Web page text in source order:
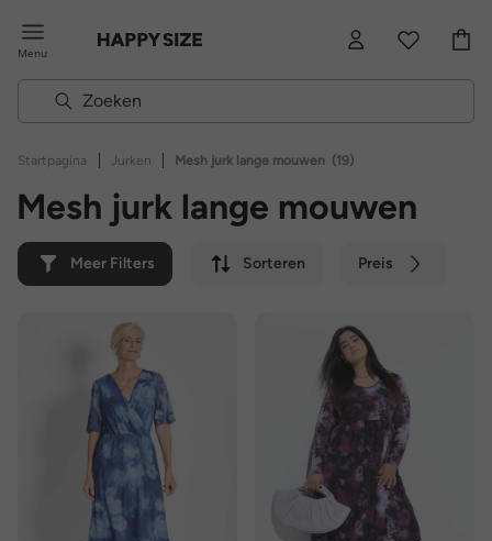
Menu
Startpagina | Jurken | Mesh jurk lange mouwen (19)
Mesh jurk lange mouwen
Meer Filters Sorteren Preis